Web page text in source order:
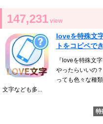
147,231 view
loveを特殊文
トをコピペで
『loveを特殊文
やったらいいの
っても色々な種
文字なども多...
特